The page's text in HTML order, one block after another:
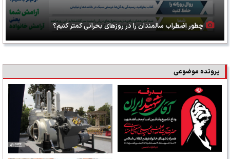
چطور اضطراب سالمندان را در روزهای بحرانی کمتر کنیم؟
پرونده موضوعی